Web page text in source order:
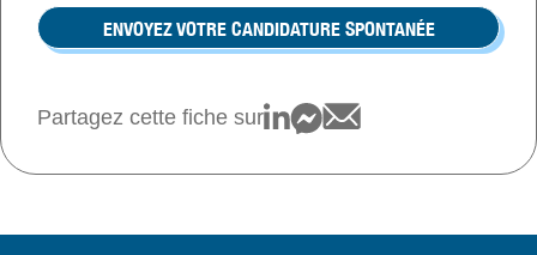
ENVOYEZ VOTRE CANDIDATURE SPONTANÉE
Partagez cette fiche sur